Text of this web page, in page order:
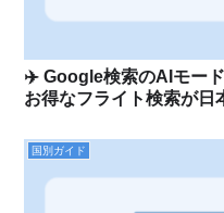
✈️ Google検索のAIモー
お得なフライト検索が日
国別ガイド